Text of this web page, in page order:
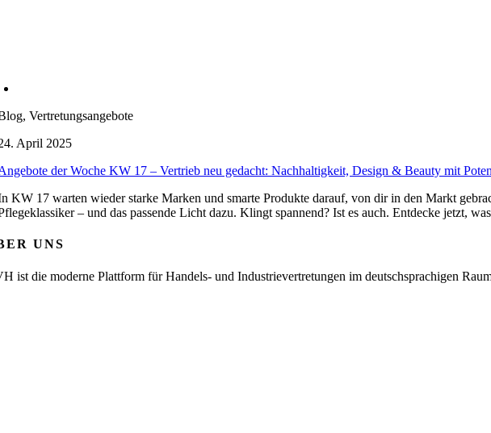
Vertretungsangebote
April 2025
der Woche KW 17 – Vertrieb neu gedacht: Nachhaltigkeit, Design & Beauty mit
KW 17 warten wieder starke Marken und smarte Produkte darauf, von dir in den Markt
– und das passende Licht dazu. Klingt spannend? Ist es auch. Entdecke jetzt,
UNS
ist die moderne Plattform für Handels- und Industrievertretungen im deutschsprachigen